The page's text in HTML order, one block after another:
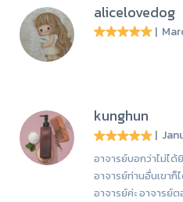
alicelovedog
|
kunghun
|
อาจารย์บอกว่าไม่ได้
อาจารย์ท่านอื่นเขาก็
อาจารย์ค่ะ อาจารย์